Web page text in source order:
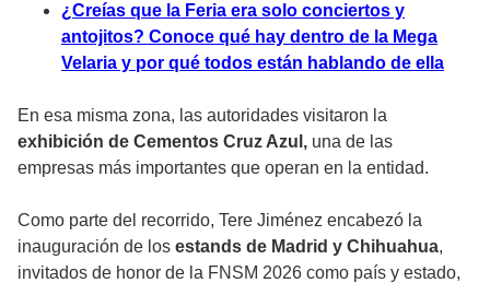
¿Creías que la Feria era solo conciertos y
antojitos? Conoce qué hay dentro de la Mega
Velaria y por qué todos están hablando de ella
En esa misma zona, las autoridades visitaron la
exhibición de Cementos Cruz Azul, una de las
empresas más importantes que operan en la entidad.
Como parte del recorrido, Tere Jiménez encabezó la
inauguración de los estands de Madrid y Chihuahua,
invitados de honor de la FNSM 2026 como país y estado,